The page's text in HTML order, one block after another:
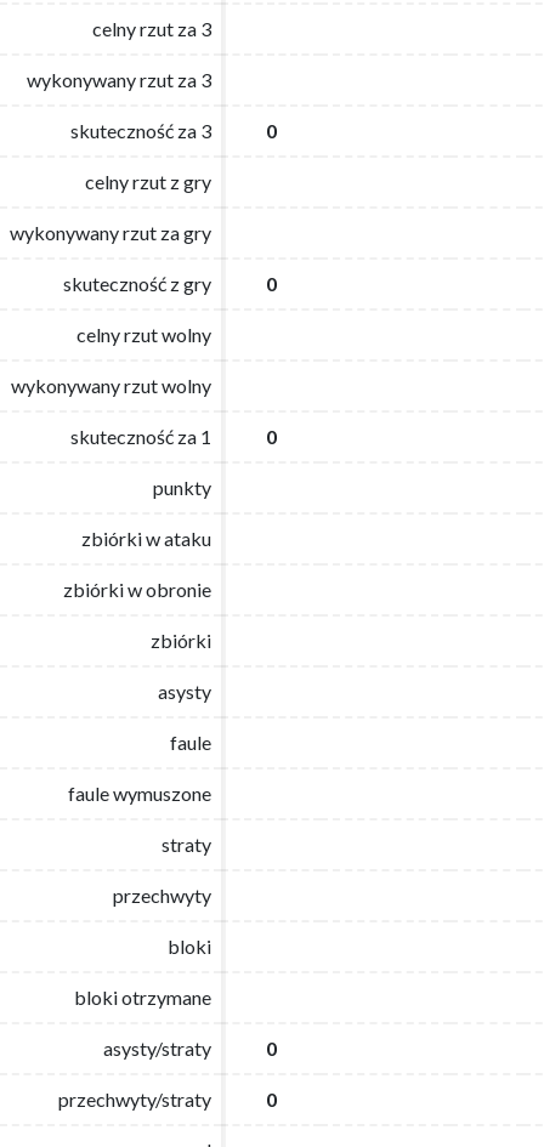
celny rzut za 3
wykonywany rzut za 3
skuteczność za 3 0
celny rzut z gry
wykonywany rzut za gry
skuteczność z gry 0
celny rzut wolny
wykonywany rzut wolny
skuteczność za 1 0
punkty
zbiórki w ataku
zbiórki w obronie
zbiórki
asysty
faule
faule wymuszone
straty
przechwyty
bloki
bloki otrzymane
asysty/straty 0
przechwyty/straty 0
celny rzut za 3
wykonywany rzut za 3
skuteczność za 3 0
celny rzut z gry
wykonywany rzut za gry
skuteczność z gry 0
celny rzut wolny
wykonywany rzut wolny
skuteczność za 1 0
punkty
zbiórki w ataku
zbiórki w obronie
zbiórki
asysty
faule
faule wymuszone
straty
przechwyty
bloki
bloki otrzymane
asysty/straty 0
przechwyty/straty 0